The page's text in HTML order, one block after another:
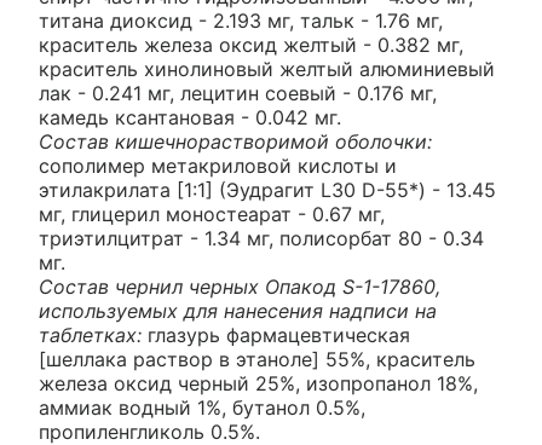
титана диоксид - 2.193 мг, тальк - 1.76 мг,
краситель железа оксид желтый - 0.382 мг,
краситель хинолиновый желтый алюминиевый
лак - 0.241 мг, лецитин соевый - 0.176 мг,
камедь ксантановая - 0.042 мг.
Состав кишечнорастворимой оболочки:
сополимер метакриловой кислоты и
этилакрилата [1:1] (Эудрагит L30 D-55*) - 13.45
мг, глицерил моностеарат - 0.67 мг,
триэтилцитрат - 1.34 мг, полисорбат 80 - 0.34
мг.
Состав чернил черных Опакод S-1-17860,
используемых для нанесения надписи на
таблетках: глазурь фармацевтическая
[шеллака раствор в этаноле] 55%, краситель
железа оксид черный 25%, изопропанол 18%,
аммиак водный 1%, бутанол 0.5%,
пропиленгликоль 0.5%.